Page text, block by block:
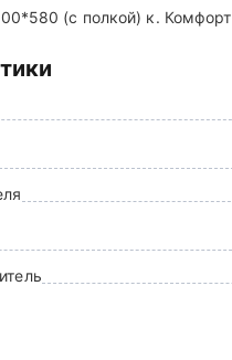
(с полкой) к. Комфорт